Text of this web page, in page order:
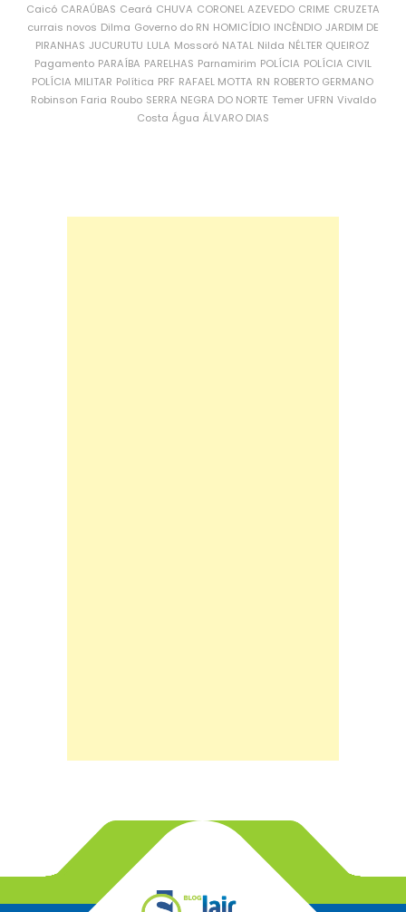
Caicó CARAÚBAS Ceará CHUVA CORONEL AZEVEDO CRIME CRUZETA
currais novos Dilma Governo do RN HOMICÍDIO INCÊNDIO JARDIM DE
PIRANHAS JUCURUTU LULA Mossoró NATAL Nilda NÉLTER QUEIROZ
Pagamento PARAÍBA PARELHAS Parnamirim POLÍCIA POLÍCIA CIVIL
POLÍCIA MILITAR Política PRF RAFAEL MOTTA RN ROBERTO GERMANO
Robinson Faria Roubo SERRA NEGRA DO NORTE Temer UFRN Vivaldo
Costa Água ÁLVARO DIAS